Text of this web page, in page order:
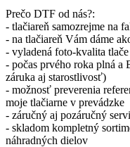
Prečo DTF od nás?:
- tlačiareň samozrejme na
- na tlačiareň Vám dáme
- vyladená foto-kvalita
- počas prvého roka plná
záruka aj starostlivosť)
- možnosť preverenia
moje tlačiarne v prevádzke
- záručný aj pozáručný
- skladom kompletný
náhradných dielov